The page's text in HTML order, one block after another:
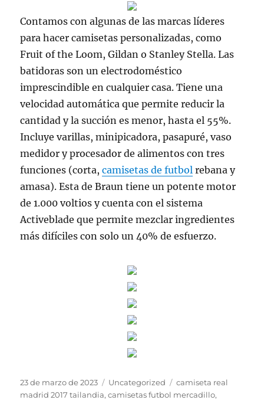
Contamos con algunas de las marcas líderes
para hacer camisetas personalizadas, como
Fruit of the Loom, Gildan o Stanley Stella. Las
batidoras son un electrodoméstico
imprescindible en cualquier casa. Tiene una
velocidad automática que permite reducir la
cantidad y la succión es menor, hasta el 55%.
Incluye varillas, minipicadora, pasapuré, vaso
medidor y procesador de alimentos con tres
funciones (corta,camisetas de futbol rebana y
amasa). Esta de Braun tiene un potente motor
de 1.000 voltios y cuenta con el sistema
Activeblade que permite mezclar ingredientes
más difíciles con solo un 40% de esfuerzo.
Publicado
el
23 de marzo de 2023 Categorías
Uncategorized Etiquetas
camiseta real
madrid 2017 tailandia,camisetas futbol mercadillo,